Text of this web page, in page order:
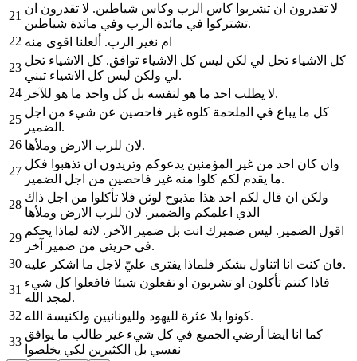
21
لا تقدرون ان تشربوا كاس الرب وكاس شياطين. لا تقدرون ان
تشتركوا في مائدة الرب وفي مائدة شياطين.
22 ام نغير الرب. ألعلنا اقوى منه
23
كل الاشياء تحل لي لكن ليس كل الاشياء توافق. كل الاشياء تحل
لي ولكن ليس كل الاشياء تبني.
24
لا يطلب احد ما هو لنفسه بل كل واحد ما هو للآخر.
25
كل ما يباع في الملحمة كلوه غير فاحصين عن شيء من اجل
الضمير.
26
لان للرب الارض وملأها.
27
وان كان احد من غير المؤمنين يدعوكم وتريدون ان تذهبوا فكل
ما يقدم لكم كلوا منه غير فاحصين من اجل الضمير.
28
ولكن ان قال لكم احد هذا مذبوح لوثن فلا تأكلوا من اجل ذاك
الذي اعلمكم والضمير. لان للرب الارض وملأها
29
اقول الضمير. ليس ضميرك انت بل ضمير الآخر. لانه لماذا يحكم
في حريتي من ضمير آخر.
30
فان كنت انا اتناول بشكر فلماذا يفترى عليّ لاجل ما اشكر عليه.
31
فاذا كنتم تأكلون او تشربون او تفعلون شيئا فافعلوا كل شيء
لمجد الله.
32
كونوا بلا عثرة لليهود ولليونانيين ولكنيسة الله.
33
كما انا ايضا أرضي الجميع في كل شيء غير طالب ما يوافق
نفسي بل الكثيرين لكي يخلصوا